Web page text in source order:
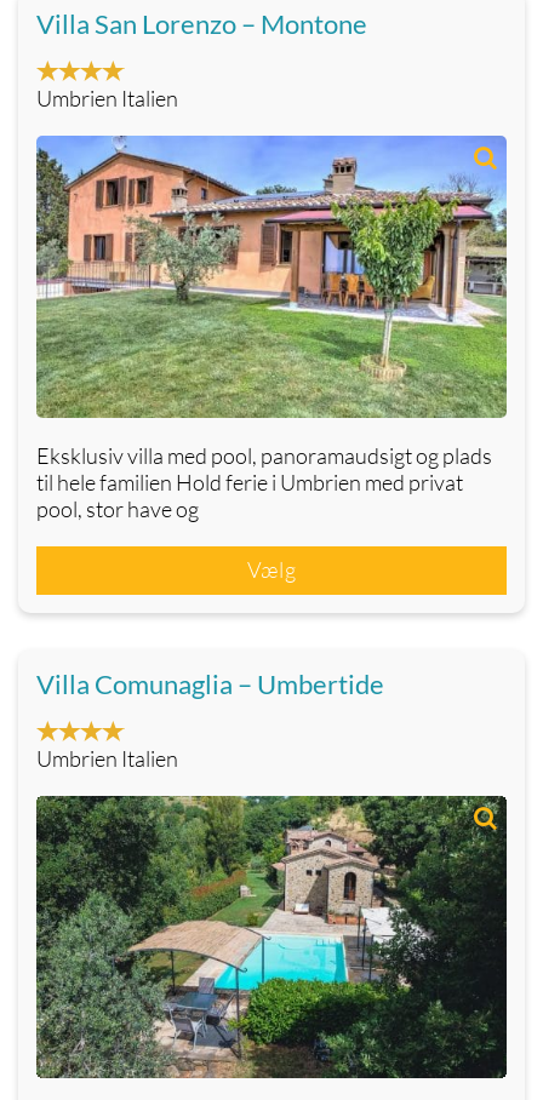
Villa San Lorenzo – Montone
Umbrien Italien
Eksklusiv villa med pool, panoramaudsigt og plads
til hele familien Hold ferie i Umbrien med privat
pool, stor have og
Vælg
Villa Comunaglia – Umbertide
Umbrien Italien